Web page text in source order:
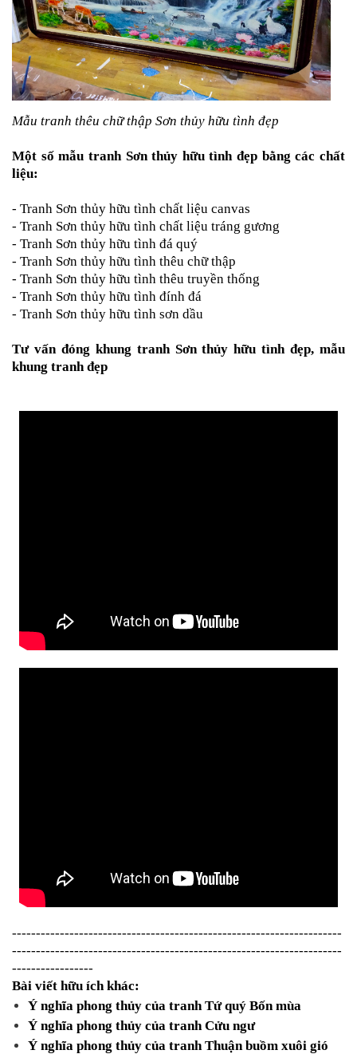
Mẫu tranh thêu chữ thập Sơn thủy hữu tình đẹp
Một sốmẫu tranh Sơn thủy hữu tình đẹp bằng các chất
liệu:
- Tranh Sơn thủy hữu tình chất liệu canvas
- Tranh Sơn thủy hữu tình chất liệu tráng gương
- Tranh Sơn thủy hữu tình đá quý
- Tranh Sơn thủy hữu tình thêu chữ thập
- Tranh Sơn thủy hữu tình thêu truyền thống
- Tranh Sơn thủy hữu tình đính đá
- Tranh Sơn thủy hữu tình sơn dầu
Tư vấn đóng khung tranh Sơn thủy hữu tìnhđẹp,mẫu
khung tranh đẹp
---------------------------------------------------------------------
---------------------------------------------------------------------
-----------------
Bài viết hữu ích khác:
Ý nghĩa phong thủy của tranh Tứ quý Bốn mùa
Ý nghĩa phong thủy của tranh Cửu ngư
Ý nghĩa phong thủy của tranh Thuận buồm xuôi gió